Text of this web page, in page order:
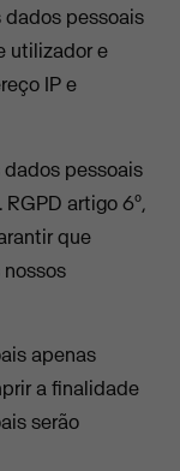
pessoais
utilizador e
IP e
pessoais
artigo 6º,
que
apenas
a finalidade
serão